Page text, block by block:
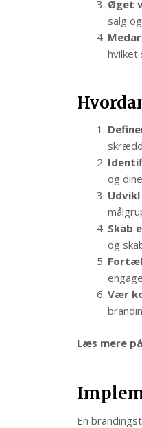
Øget
salg
hvilket
og
Skab
og
Vær
Læs mere
En